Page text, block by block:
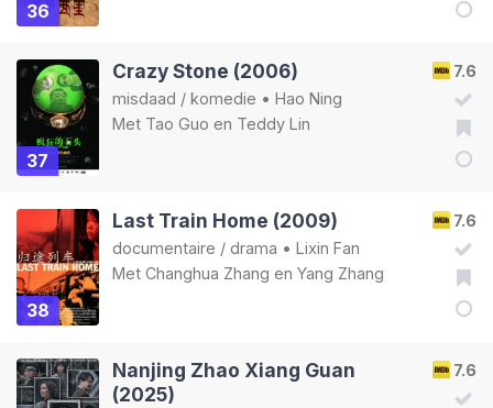
36
37
7.6
Crazy Stone (2006)
misdaad / komedie • Hao Ning
Met Tao Guo en Teddy Lin
38
7.6
Last Train Home (2009)
documentaire / drama • Lixin Fan
Met Changhua Zhang en Yang Zhang
7.6
Nanjing Zhao Xiang Guan
(2025)